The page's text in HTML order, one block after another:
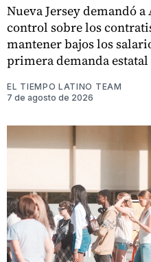
Nueva Jersey demandó
control sobre los
mantener bajos los
primera demanda estatal
EL TIEMPO LATINO TEAM
7 de agosto de 2026